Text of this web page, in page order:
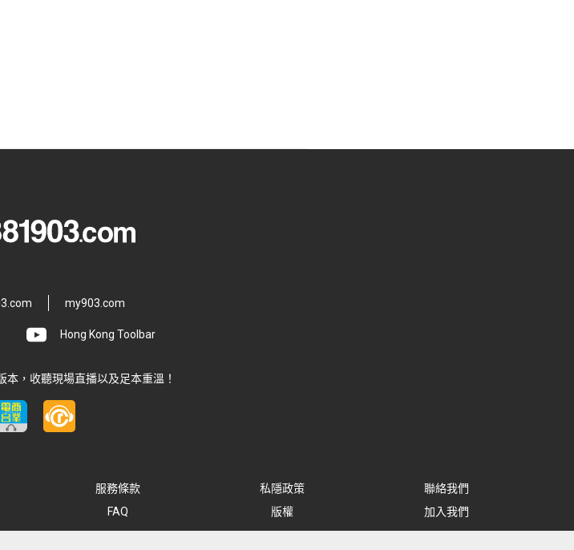
my903.com
Hong Kong Toolbar
本，收聽現場直播以及足本重溫！
服務條款 私隱政策
聯絡我們
FAQ 版權 加入我們